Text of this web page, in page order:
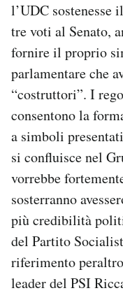
l’UDC sostenesse
tre voti al Senato,
fornire il proprio
parlamentare che
“costruttori”. I
consentono la
a simboli
si confluisce nel
vorrebbe
sosterranno
più credibilità
del Partito
riferimento
leader del PSI